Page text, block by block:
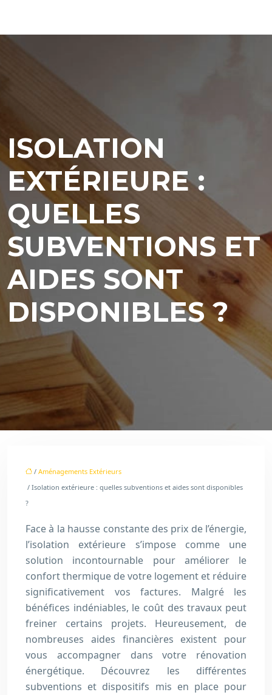
ISOLATION
EXTÉRIEURE :
QUELLES
SUBVENTIONS ET
AIDES SONT
DISPONIBLES ?
/ Aménagements Extérieurs
/ Isolation extérieure : quelles subventions et aides sont disponibles
?
Face à la hausse constante des prix de l’énergie,
l’isolation extérieure s’impose comme une
solution incontournable pour améliorer le
confort thermique de votre logement et réduire
significativement vos factures. Malgré les
bénéfices indéniables, le coût des travaux peut
freiner certains projets. Heureusement, de
nombreuses aides financières existent pour
vous accompagner dans votre rénovation
énergétique. Découvrez les différentes
subventions et dispositifs mis en place pour